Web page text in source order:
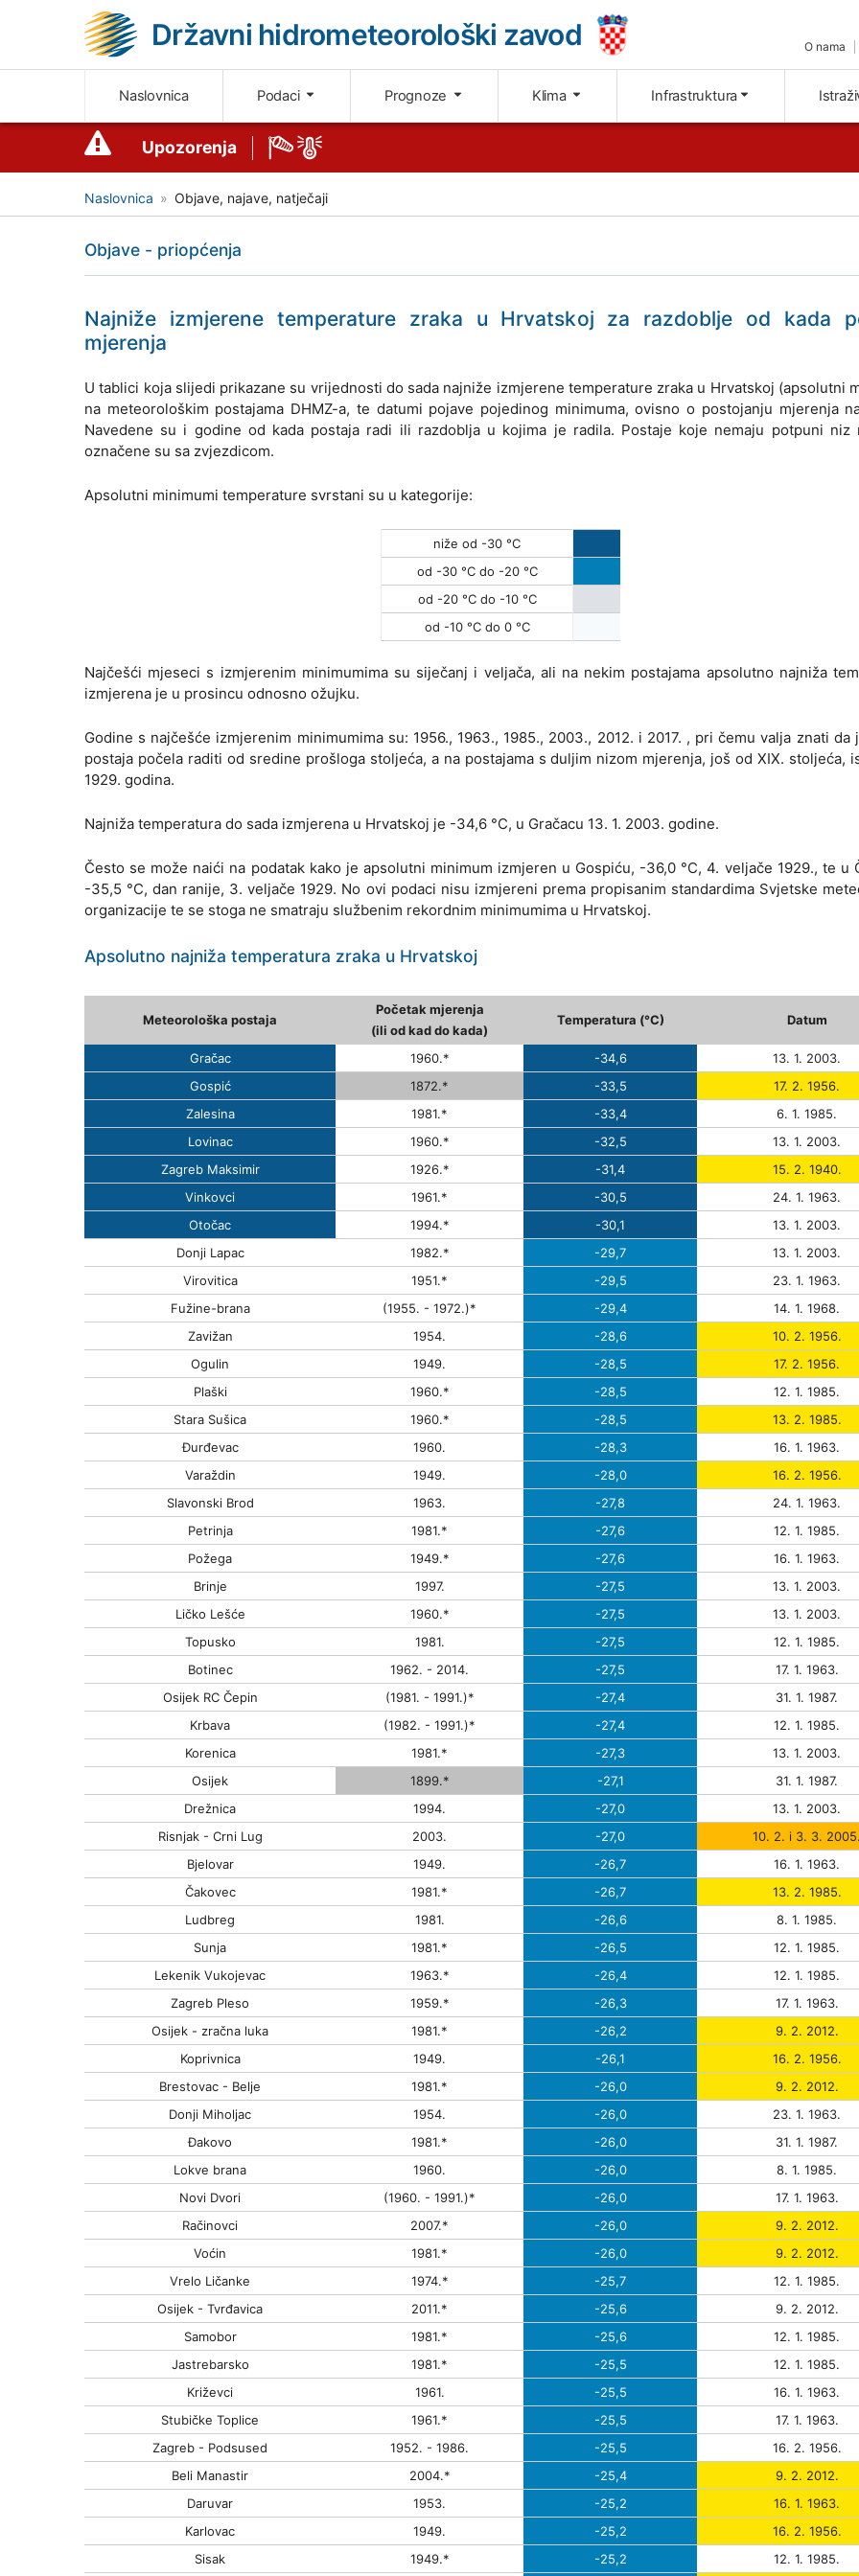
Državni hidrometeorološki zavod O nama
Naslovnica Podaci Prognoze Klima Infrastruktura
Upozorenja
Naslovnica Objave, najave, natječaji
Objave - priopćenja
Najniže izmjerene temperature zraka u Hrvatskoj za razdoblje od kada
mjerenja
U tablici koja slijedi prikazane su vrijednosti do sada najniže izmjerene temperature zraka u Hrvatskoj (apsolutni
na meteorološkim postajama DHMZ-a, te datumi pojave pojedinog minimuma, ovisno o postojanju mjerenja
Navedene su i godine od kada postaja radi ili razdoblja u kojima je radila. Postaje koje nemaju potpuni niz
označene su sa zvjezdicom.
Apsolutni minimumi temperature svrstani su u kategorije:
niže od -30 °C
od -30 °C do -20 °C
od -20 °C do -10 °C
od -10 °C do 0 °C
Najčešći mjeseci s izmjerenim minimumima su siječanj i veljača, ali na nekim postajama apsolutno najniža
izmjerena je u prosincu odnosno ožujku.
Godine s najčešće izmjerenim minimumima su: 1956., 1963., 1985., 2003., 2012. i 2017. , pri čemu valja znati da
postaja počela raditi od sredine prošloga stoljeća, a na postajama s duljim nizom mjerenja, još od XIX. stoljeća,
1929. godina.
Najniža temperatura do sada izmjerena u Hrvatskoj je -34,6 °C, u Gračacu 13. 1. 2003. godine.
Često se može naići na podatak kako je apsolutni minimum izmjeren u Gospiću, -36,0 °C, 4. veljače 1929., te u
-35,5 °C, dan ranije, 3. veljače 1929. No ovi podaci nisu izmjereni prema propisanim standardima Svjetske
organizacije te se stoga ne smatraju službenim rekordnim minimumima u Hrvatskoj.
Apsolutno najniža temperatura zraka u Hrvatskoj
Meteorološka postaja
Početak mjerenja
(ili od kad do kada)
Temperatura (°C) Datum
Gračac 1960.* -34,6
13. 1. 2003.
Gospić
1872.* -33,5
17. 2. 1956.
Zalesina
1981.* -33,4
6. 1. 1985.
Lovinac
1960.* -32,5
13. 1. 2003.
Zagreb Maksimir
1926.* -31,4
15. 2. 1940.
Vinkovci
1961.* -30,5
24. 1. 1963.
Otočac
1994.* -30,1
13. 1. 2003.
Donji Lapac
1982.* -29,7
13. 1. 2003.
Virovitica
1951.* -29,5
23. 1. 1963.
Fužine-brana
(1955. - 1972.)* -29,4
14. 1. 1968.
Zavižan
1954. -28,6
10. 2. 1956.
Ogulin
1949. -28,5
17. 2. 1956.
Plaški
1960.* -28,5
12. 1. 1985.
Stara Sušica
1960.* -28,5
13. 2. 1985.
Đurđevac
1960. -28,3
16. 1. 1963.
Varaždin
1949. -28,0
16. 2. 1956.
Slavonski Brod
1963. -27,8
24. 1. 1963.
Petrinja
1981.* -27,6
12. 1. 1985.
Požega
1949.* -27,6
16. 1. 1963.
Brinje
1997. -27,5
13. 1. 2003.
Ličko Lešće
1960.* -27,5
13. 1. 2003.
Topusko
1981. -27,5
12. 1. 1985.
Botinec
1962. - 2014. -27,5
17. 1. 1963.
Osijek RC Čepin
(1981. - 1991.)* -27,4
31. 1. 1987.
Krbava
(1982. - 1991.)* -27,4
12. 1. 1985.
Korenica
1981.* -27,3
13. 1. 2003.
Osijek
1899.* -27,1
31. 1. 1987.
Drežnica
1994. -27,0
13. 1. 2003.
Risnjak - Crni Lug
2003. -27,0
10. 2. i 3. 3. 2005.
Bjelovar
1949. -26,7
16. 1. 1963.
Čakovec
1981.* -26,7
13. 2. 1985.
Ludbreg
1981. -26,6
8. 1. 1985.
Sunja
1981.* -26,5
12. 1. 1985.
Lekenik Vukojevac
1963.* -26,4
12. 1. 1985.
Zagreb Pleso
1959.* -26,3
17. 1. 1963.
Osijek - zračna luka
1981.* -26,2
9. 2. 2012.
Koprivnica
1949. -26,1
16. 2. 1956.
Brestovac - Belje
1981.* -26,0
9. 2. 2012.
Donji Miholjac
1954. -26,0
23. 1. 1963.
Đakovo
1981.* -26,0
31. 1. 1987.
Lokve brana
1960. -26,0
8. 1. 1985.
Novi Dvori
(1960. - 1991.)* -26,0
17. 1. 1963.
Račinovci
2007.* -26,0
9. 2. 2012.
Voćin
1981.* -26,0
9. 2. 2012.
Vrelo Ličanke
1974.* -25,7
12. 1. 1985.
Osijek - Tvrđavica
2011.* -25,6
9. 2. 2012.
Samobor
1981.* -25,6
12. 1. 1985.
Jastrebarsko
1981.* -25,5
12. 1. 1985.
Križevci
1961. -25,5
16. 1. 1963.
Stubičke Toplice
1961.* -25,5
17. 1. 1963.
Zagreb - Podsused
1952. - 1986. -25,5
16. 2. 1956.
Beli Manastir
2004.* -25,4
9. 2. 2012.
Daruvar
1953. -25,2
16. 1. 1963.
Karlovac
1949. -25,2
16. 2. 1956.
Sisak
1949.* -25,2 12. 1. 1985.